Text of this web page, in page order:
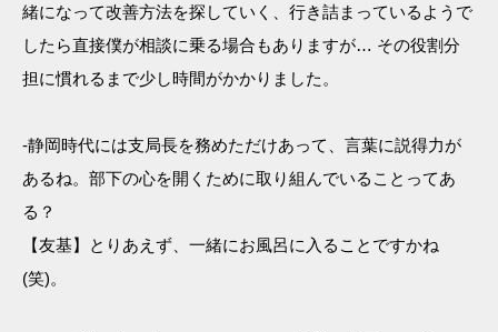
緒になって改善方法を探していく、行き詰まっているようで
したら直接僕が相談に乗る場合もありますが… その役割分
担に慣れるまで少し時間がかかりました。
-静岡時代には支局長を務めただけあって、言葉に説得力が
あるね。部下の心を開くために取り組んでいることってあ
る？
【友基】とりあえず、一緒にお風呂に入ることですかね
(笑)。